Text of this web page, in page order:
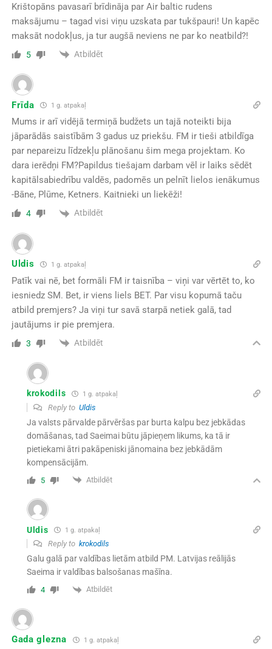
Krištopāns pavasarī brīdināja par Air baltic rudens
maksājumu – tagad visi viņu uzskata par tukšpauri! Un kapēc
maksāt nodokļus, ja tur augšā neviens ne par ko neatbild?!
5 Atbildēt
Frīda 1 g. atpakaļ
Mums ir arī vidējā termiņā budžets un tajā noteikti bija
jāparādās saistībām 3 gadus uz priekšu. FM ir tieši atbildīga
par nepareizu līdzekļu plānošanu šim mega projektam. Ko
dara ierēdņi FM?Papildus tiešajam darbam vēl ir laiks sēdēt
kapitālsabiedrību valdēs, padomēs un pelnīt lielos ienākumus
-Bāne, Plūme, Ketners. Kaitnieki un liekēži!
4 Atbildēt
Uldis 1 g. atpakaļ
Patīk vai nē, bet formāli FM ir taisnība – viņi var vērtēt to, ko
iesniedz SM. Bet, ir viens liels BET. Par visu kopumā taču
atbild premjers? Ja viņi tur savā starpā netiek galā, tad
jautājums ir pie premjera.
3 Atbildēt
krokodils 1 g. atpakaļ
Reply to Uldis
Ja valsts pārvalde pārvēršas par burta kalpu bez jebkādas
domāšanas, tad Saeimai būtu jāpieņem likums, ka tā ir
pietiekami ātri pakāpeniski jānomaina bez jebkādām
kompensācijām.
5 Atbildēt
Uldis 1 g. atpakaļ
Reply to krokodils
Galu galā par valdības lietām atbild PM. Latvijas reālijās
Saeima ir valdības balsošanas mašīna.
4 Atbildēt
Gada glezna 1 g. atpakaļ